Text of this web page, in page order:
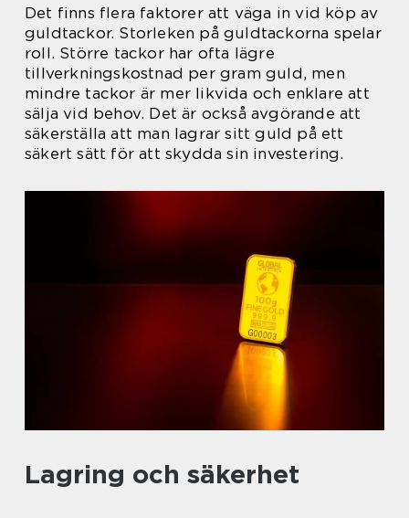
Det finns flera faktorer att väga in vid köp av
guldtackor. Storleken på guldtackorna spelar
roll. Större tackor har ofta lägre
tillverkningskostnad per gram guld, men
mindre tackor är mer likvida och enklare att
sälja vid behov. Det är också avgörande att
säkerställa att man lagrar sitt guld på ett
säkert sätt för att skydda sin investering.
Lagring och säkerhet